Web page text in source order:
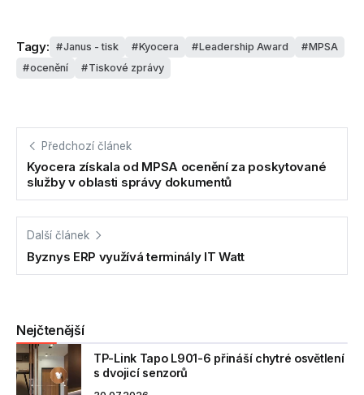
Tagy: Janus - tisk Kyocera Leadership Award
MPSA
ocenění
Tiskové zprávy
Předchozí článek
Kyocera získala od MPSA ocenění za poskytované
služby v oblasti správy dokumentů
Další článek
Byznys ERP využívá terminály IT Watt
Nejčtenější
TP-Link Tapo L901-6 přináší chytré osvětlení
s dvojicí senzorů